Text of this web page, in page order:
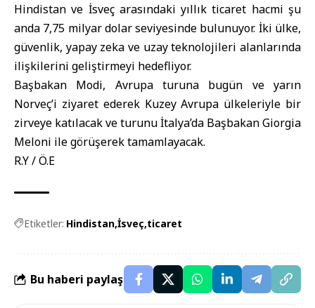
Hindistan ve İsveç arasındaki yıllık ticaret hacmi şu
anda 7,75 milyar dolar seviyesinde bulunuyor. İki ülke,
güvenlik, yapay zeka ve uzay teknolojileri alanlarında
ilişkilerini geliştirmeyi hedefliyor.
Başbakan Modi, Avrupa turuna bugün ve yarın
Norveç’i ziyaret ederek Kuzey Avrupa ülkeleriyle bir
zirveye katılacak ve turunu İtalya’da Başbakan Giorgia
Meloni ile görüşerek tamamlayacak.
R.Y / Ö.E
Etiketler: Hindistan İsveç ticaret
Bu haberi paylaş